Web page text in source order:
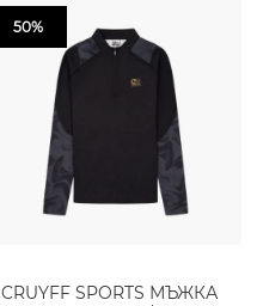
50%
CRUYFF SPORTS МЪЖКА